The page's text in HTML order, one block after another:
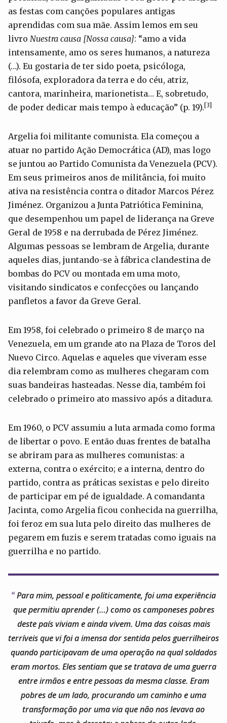
as festas com canções populares antigas
aprendidas com sua mãe. Assim lemos em seu
livro Nuestra causa [Nossa causa]: “amo a vida
intensamente, amo os seres humanos, a natureza
(…). Eu gostaria de ter sido poeta, psicóloga,
filósofa, exploradora da terra e do céu, atriz,
cantora, marinheira, marionetista… E, sobretudo,
de poder dedicar mais tempo à educação” (p. 19).[3]
Argelia foi militante comunista. Ela começou a
atuar no partido Ação Democrática (AD), mas logo
se juntou ao Partido Comunista da Venezuela (PCV).
Em seus primeiros anos de militância, foi muito
ativa na resistência contra o ditador Marcos Pérez
Jiménez. Organizou a Junta Patriótica Feminina,
que desempenhou um papel de liderança na Greve
Geral de 1958 e na derrubada de Pérez Jiménez.
Algumas pessoas se lembram de Argelia, durante
aqueles dias, juntando-se à fábrica clandestina de
bombas do PCV ou montada em uma moto,
visitando sindicatos e confecções ou lançando
panfletos a favor da Greve Geral.
Em 1958, foi celebrado o primeiro 8 de março na
Venezuela, em um grande ato na Plaza de Toros del
Nuevo Circo. Aquelas e aqueles que viveram esse
dia relembram como as mulheres chegaram com
suas bandeiras hasteadas. Nesse dia, também foi
celebrado o primeiro ato massivo após a ditadura.
Em 1960, o PCV assumiu a luta armada como forma
de libertar o povo. E então duas frentes de batalha
se abriram para as mulheres comunistas: a
externa, contra o exército; e a interna, dentro do
partido, contra as práticas sexistas e pelo direito
de participar em pé de igualdade. A comandanta
Jacinta, como Argelia ficou conhecida na guerrilha,
foi feroz em sua luta pelo direito das mulheres de
pegarem em fuzis e serem tratadas como iguais na
guerrilha e no partido.
Para mim, pessoal e politicamente, foi uma experiência
que permitiu aprender (…) como os camponeses pobres
deste país viviam e ainda vivem. Uma das coisas mais
terríveis que vi foi a imensa dor sentida pelos guerrilheiros
quando participavam de uma operação na qual soldados
eram mortos. Eles sentiam que se tratava de uma guerra
entre irmãos e entre pessoas da mesma classe. Eram
pobres de um lado, procurando um caminho e uma
transformação por uma via que não nos levava ao